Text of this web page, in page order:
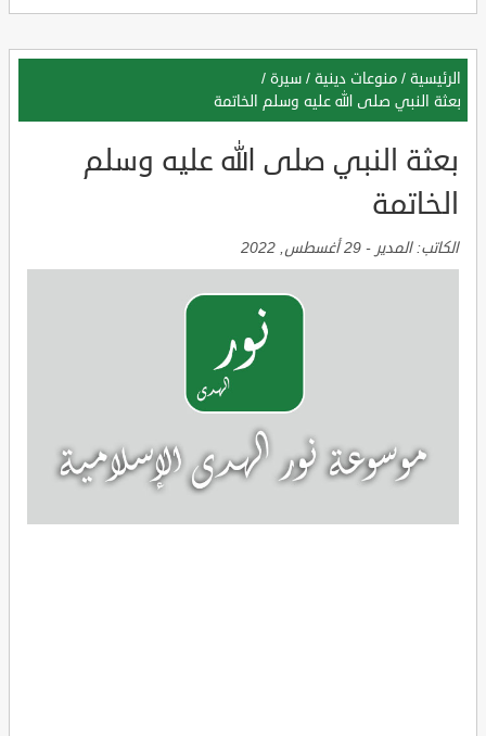
الرئيسية / منوعات دينية / سيرة /
بعثة النبي صلى الله عليه وسلم الخاتمة
بعثة النبي صلى الله عليه وسلم
الخاتمة
الكاتب:المدير - 29 أغسطس, 2022